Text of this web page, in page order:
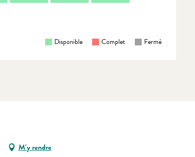
Disponible Complet Fermé
M'y rendre